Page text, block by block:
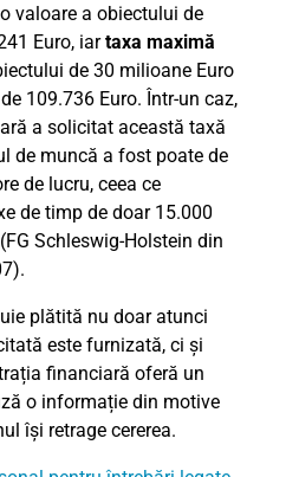
valoare a obiectului de
Euro, iartaxa maximă
de 30 milioane Euro
109.736 Euro. Într-un caz,
a solicitat această taxă
de muncă a fost poate de
de lucru, ceea ce
de timp de doar 15.000
Schleswig-Holstein din
plătită nu doar atunci
este furnizată, ci și
financiară oferă un
o informație din motive
își retrage cererea.